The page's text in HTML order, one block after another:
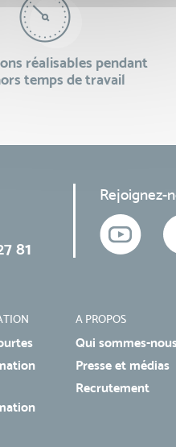
réalisables pendant
temps de travail
81
Rejoignez-
A PROPOS
Qui sommes-
Presse et médias
Recrutement